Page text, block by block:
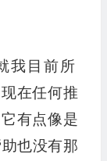
我目前所
在任何推
有点像是
也没有那